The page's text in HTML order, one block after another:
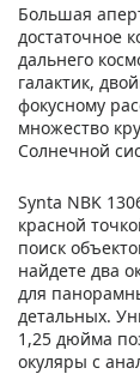
Большая
достаточное
дальнего
галактик,
фокусному
множество
Солнечной
Synta NBK
красной
поиск
найдете два
для
детальных.
1,25 дюйма
окуляры с